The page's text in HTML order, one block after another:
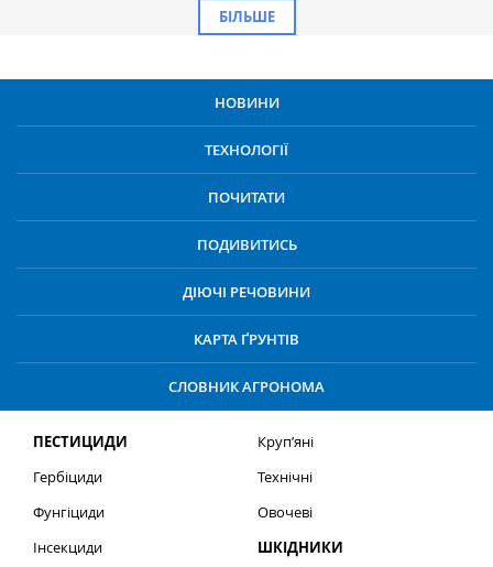
БІЛЬШЕ
НОВИНИ
ТЕХНОЛОГІЇ
ПОЧИТАТИ
ПОДИВИТИСЬ
ДІЮЧІ РЕЧОВИНИ
КАРТА ҐРУНТІВ
СЛОВНИК АГРОНОМА
ПЕСТИЦИДИ
Гербіциди
Фунгіциди
Інсекциди
Круп’яні
Технічні
Овочеві
ШКІДНИКИ